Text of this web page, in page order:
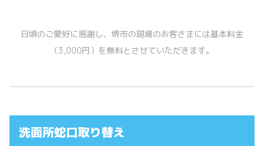
日頃のご愛好に感謝し、堺市の現場のお客さまには基本料金
（3,000円）を無料とさせていただきます。
洗面所蛇口取り替え